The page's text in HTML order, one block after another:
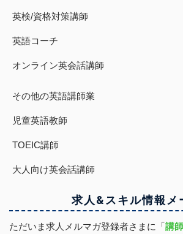
英検/資格対策講師
英語コーチ
オンライン英会話講師
その他の英語講師業
児童英語教師
TOEIC講師
大人向け英会話講師
求人&スキル情報 メ
ただいま求人メルマガ登録者さまに「講